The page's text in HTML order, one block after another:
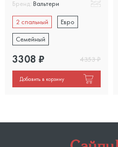
Бренд: Вальтери
2 спальный
Евро
Семейный
3308 ₽ 4353₽
Добавить в корзину